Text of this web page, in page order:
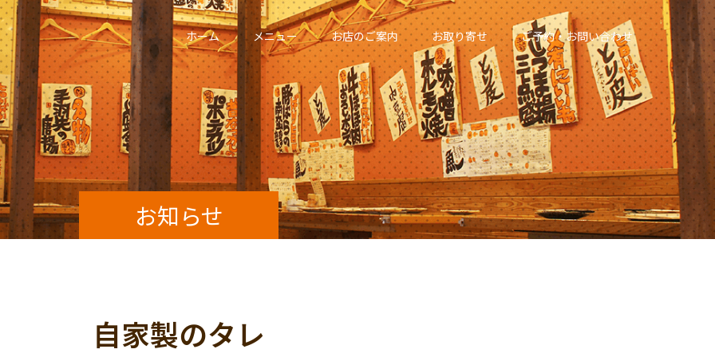
ホーム メニュー お店のご案内 お取り寄せ ご予約・お問い合わせ
お知らせ
自家製のタレ